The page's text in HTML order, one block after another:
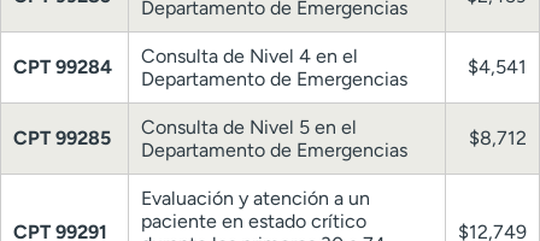
Departamento de Emergencias
CPT 99284
Consulta de Nivel 4 en el
Departamento de Emergencias
$4,541
CPT 99285
Consulta de Nivel 5 en el
Departamento de Emergencias
$8,712
CPT 99291
Evaluación y atención a un
paciente en estado crítico
$12,749